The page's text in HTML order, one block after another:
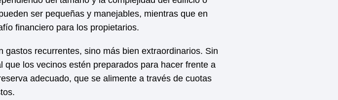
ser pequeñas y manejables, mientras que en
financiero para los propietarios.
recurrentes, sino más bien extraordinarios. Sin
los vecinos estén preparados para hacer frente a
adecuado, que se alimente a través de cuotas